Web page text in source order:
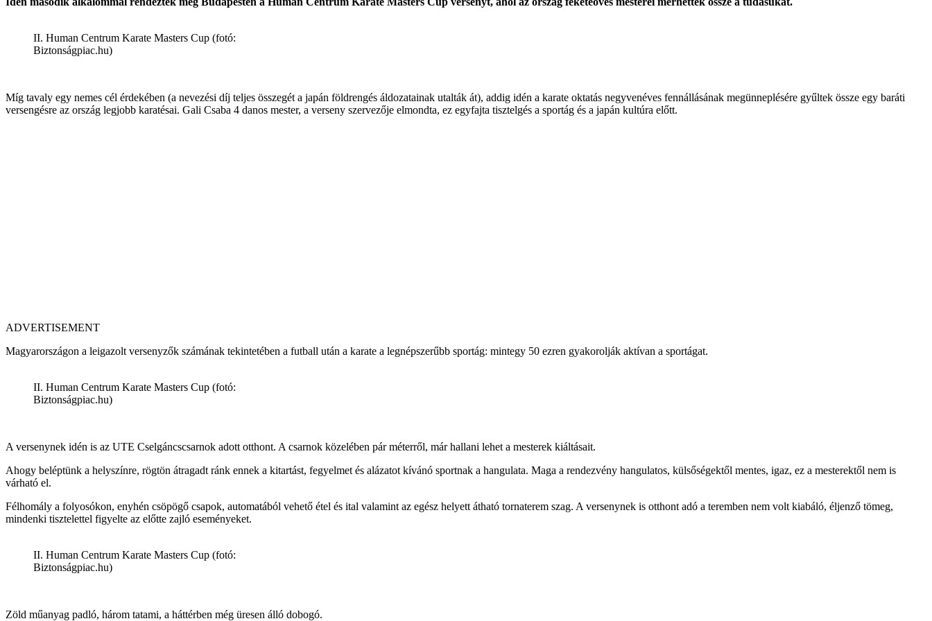
II. Human Centrum Karate Masters Cup (fotó:
Biztonságpiac.hu)
Míg tavaly egy nemes cél érdekében (a nevezési díj teljes összegét a japán földrengés áldozatainak utalták át), addig idén a karate oktatás negyvenéves fennállásának megünneplésére gyűltek össze egy baráti
versengésre az ország legjobb karatésai. Gali Csaba 4 danos mester, a verseny szervezője elmondta, ez egyfajta tisztelgés a sportág és a japán kultúra előtt.
ADVERTISEMENT
Magyarországon a leigazolt versenyzők számának tekintetében a futball után a karate a legnépszerűbb sportág: mintegy 50 ezren gyakorolják aktívan a sportágat.
II. Human Centrum Karate Masters Cup (fotó:
Biztonságpiac.hu)
A versenynek idén is az UTE Cselgáncscsarnok adott otthont. A csarnok közelében pár méterről, már hallani lehet a mesterek kiáltásait.
Ahogy beléptünk a helyszínre, rögtön átragadt ránk ennek a kitartást, fegyelmet és alázatot kívánó sportnak a hangulata. Maga a rendezvény hangulatos, külsőségektől mentes, igaz, ez a mesterektől nem is
várható el.
Félhomály a folyosókon, enyhén csöpögő csapok, automatából vehető étel és ital valamint az egész helyett átható tornaterem szag. A versenynek is otthont adó a teremben nem volt kiabáló, éljenző tömeg,
mindenki tisztelettel figyelte az előtte zajló eseményeket.
II. Human Centrum Karate Masters Cup (fotó:
Biztonságpiac.hu)
Zöld műanyag padló, három tatami, a háttérben még üresen álló dobogó.